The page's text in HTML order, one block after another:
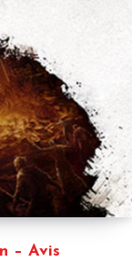
– Avis